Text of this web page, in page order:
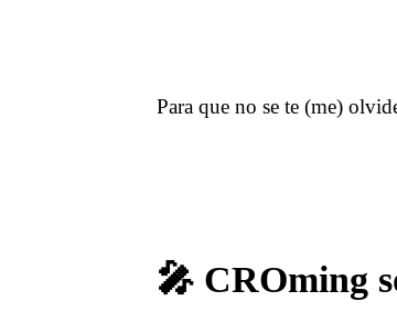
Para que no se te (me)
🎤 CROming